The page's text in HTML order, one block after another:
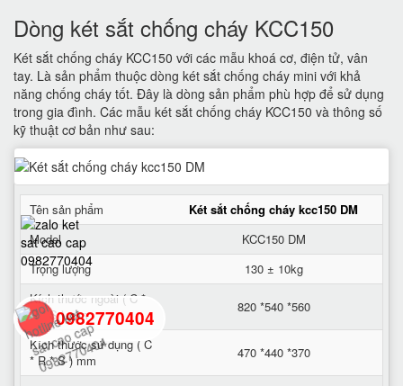
Dòng két sắt chống cháy KCC150
Két sắt chống cháy KCC150 với các mẫu khoá cơ, điện tử, vân
tay. Là sản phẩm thuộc dòng két sắt chống cháy mini với khả
năng chống cháy tốt. Đây là dòng sản phẩm phù hợp để sử dụng
trong gia đình. Các mẫu két sắt chống cháy KCC150 và thông số
kỹ thuật cơ bản như sau:
Tên sản phẩm
Két sắt chống cháy kcc150 DM
Model
KCC150 DM
Trọng lượng
130 ± 10kg
Kích thước ngoài ( C *
R * S ) mm
820 *540 *560
Kích thước sử dụng ( C
* R * S ) mm
470 *440 *370
0982770404
back